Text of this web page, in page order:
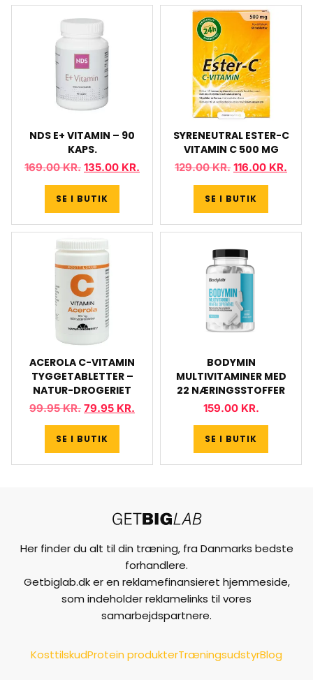
NDS E+ VITAMIN – 90
KAPS.
169.00KR. 135.00 KR.
SE I BUTIK
SYRENEUTRAL ESTER-C
VITAMIN C 500 MG
129.00KR. 116.00 KR.
SE I BUTIK
ACEROLA C-VITAMIN
TYGGETABLETTER –
NATUR-DROGERIET
99.95KR. 79.95 KR.
SE I BUTIK
BODYMIN
MULTIVITAMINER MED
22 NÆRINGSSTOFFER
159.00 KR.
SE I BUTIK
Her finder du alt til din træning, fra Danmarks bedste
forhandlere.
Getbiglab.dk er en reklamefinansieret hjemmeside,
som indeholder reklamelinks til vores
samarbejdspartnere.
KosttilskudProtein produkterTræningsudstyrBlog